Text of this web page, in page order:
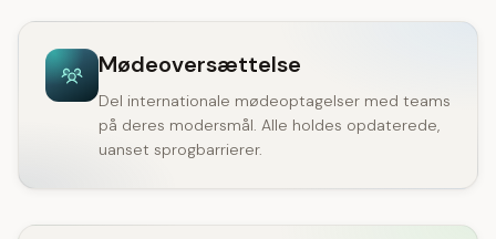
Mødeoversættelse
Del internationale mødeoptagelser med teams
på deres modersmål. Alle holdes opdaterede,
uanset sprogbarrierer.